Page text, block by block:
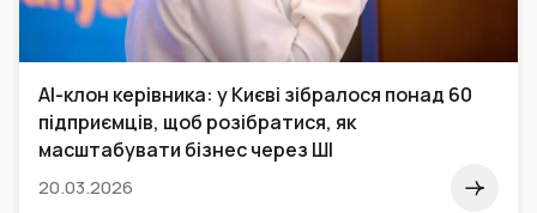
AI-клон керівника: у Києві зібралося понад 60
підприємців, щоб розібратися, як
масштабувати бізнес через ШІ
20.03.2026